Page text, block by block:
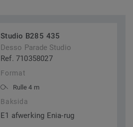
Studio B285 435
Desso Parade Studio
Ref. 710358027
Format
Rulle 4 m
Baksida
E1 afwerking Enia-rug